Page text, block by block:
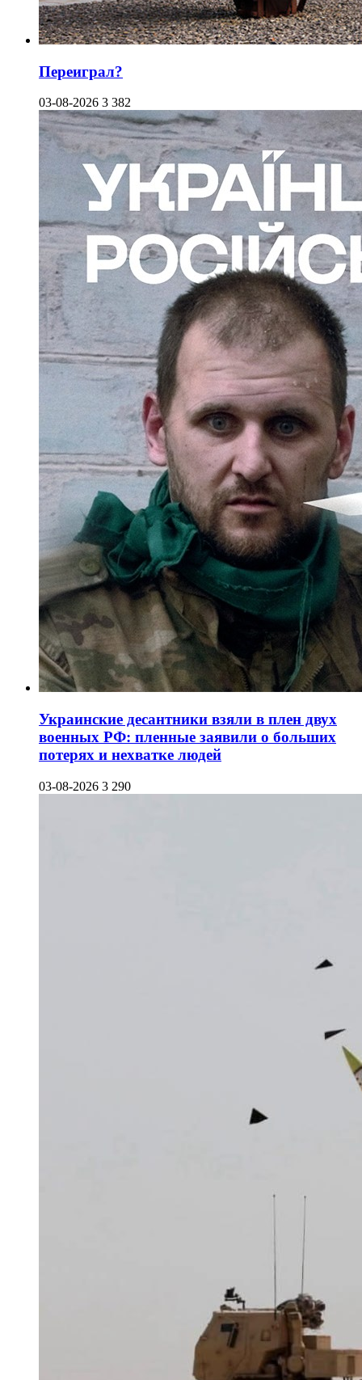
Переиграл?
03-08-2026 3 382
Украинские десантники взяли в плен двух
военных РФ: пленные заявили о больших
потерях и нехватке людей
03-08-2026 3 290